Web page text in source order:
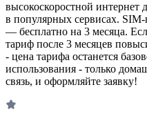
высокоскоростной
в популярных сервисах.
— бесплатно на 3 месяца.
тариф после 3 месяцев
- цена тарифа останется
использования - только
связь, и оформляйте заявку!